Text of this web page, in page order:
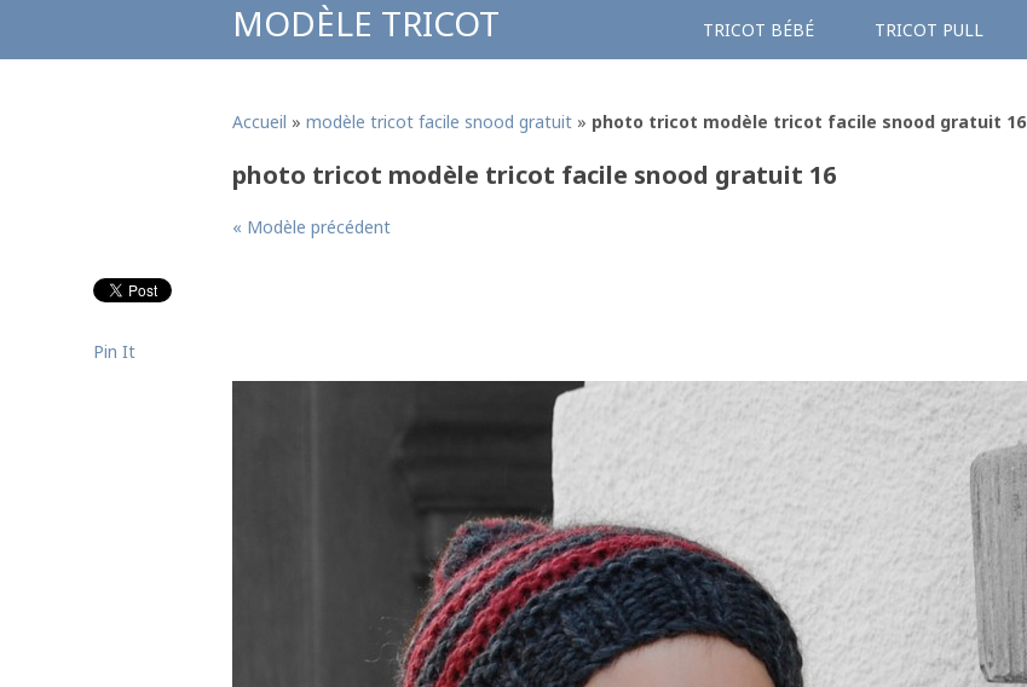
MODÈLE TRICOT TRICOT BÉBÉ TRICOT PULL
Accueil » modèle tricot facile snood gratuit » photo tricot modèle tricot facile snood gratuit 16
photo tricot modèle tricot facile snood gratuit 16
« Modèle précédent
Pin It